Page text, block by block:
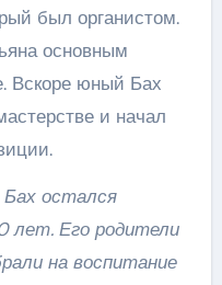
был органистом.
основным
Вскоре юный Бах
и начал
Бах остался
лет. Его родители
на воспитание